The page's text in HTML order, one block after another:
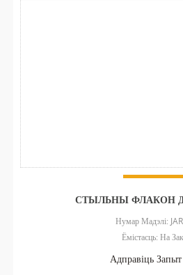
СТЫЛЬНЫ ФЛАКОН
Нумар Мадэлі:
Ёмістасць: На
Адправіць Запыт